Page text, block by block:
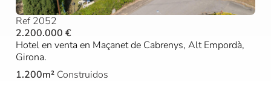
Ref 2052
2.200.000 €
Hotel en venta en Maçanet de Cabrenys, Alt Empordà,
Girona.
1.200m² Construidos